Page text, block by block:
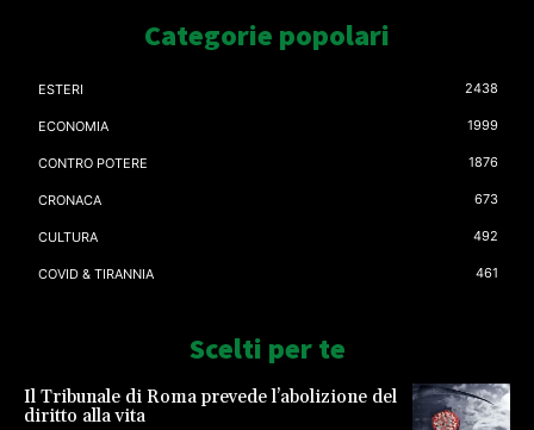
Categorie popolari
ESTERI 2438
ECONOMIA 1999
CONTRO POTERE 1876
CRONACA 673
CULTURA 492
COVID & TIRANNIA 461
Scelti per te
Il Tribunale di Roma prevede l’abolizione del
diritto alla vita